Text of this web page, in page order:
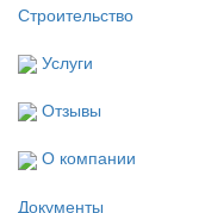
Строительство
Услуги
Отзывы
О компании
Документы